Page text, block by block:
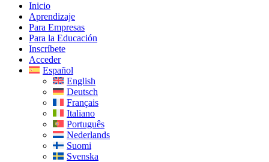
Inicio
Aprendizaje
Para Empresas
Para la Educación
Inscríbete
Acceder
Español
English
Deutsch
Français
Italiano
Português
Nederlands
Suomi
Svenska